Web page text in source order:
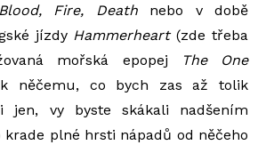
Blood, Fire, Deathnebo v době
jízdy Hammerheart(zde třeba
mořská epopej
The One
něčemu, co bych zas až tolik
jen, vy byste skákali nadšením
krade plné hrsti nápadů od něčeho